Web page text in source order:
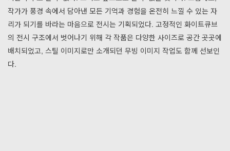
작가가 풍경 속에서 담아낸 모든 기억과 경험을 온전히 느낄 수 있는 자
리가 되기를 바라는 마음으로 전시는 기획되었다. 고정적인 화이트큐브
의 전시 구조에서 벗어나기 위해 각 작품은 다양한 사이즈로 공간 곳곳에
배치되었고, 스틸 이미지로만 소개되던 무빙 이미지 작업도 함께 선보인
다.